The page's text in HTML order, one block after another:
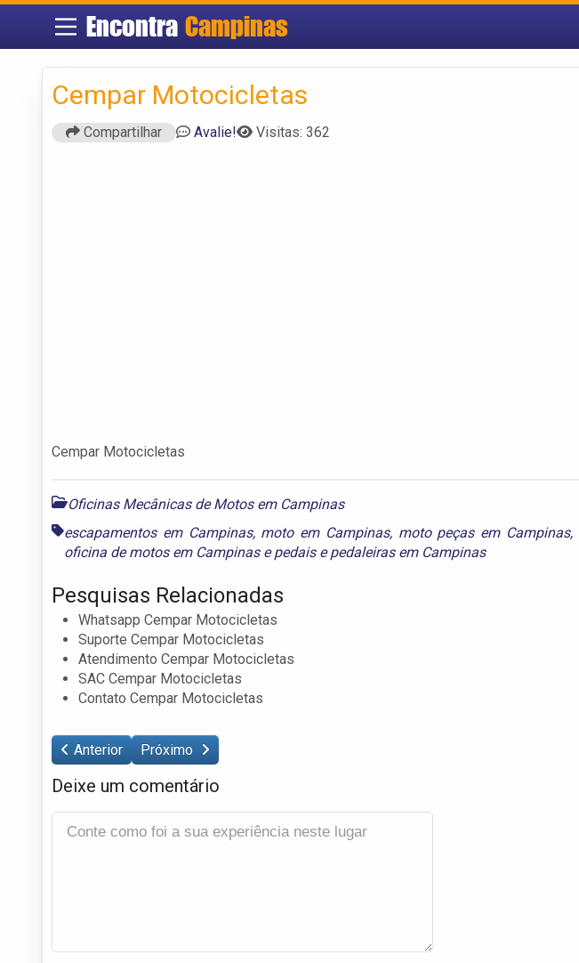
EncontraCampinas
Cempar Motocicletas
Compartilhar Avalie! Visitas: 362
Cempar Motocicletas
Oficinas Mecânicas de Motos em Campinas
escapamentos em Campinas, moto em Campinas, moto peças em Campinas,
oficina de motos em Campinasepedais e pedaleiras em Campinas
Pesquisas Relacionadas
Whatsapp Cempar Motocicletas
Suporte Cempar Motocicletas
Atendimento Cempar Motocicletas
SAC Cempar Motocicletas
Contato Cempar Motocicletas
Anterior Próximo
Deixe um comentário